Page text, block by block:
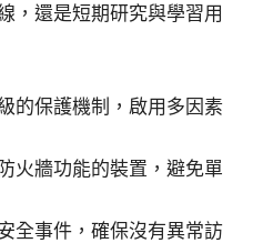
，還是短期研究與學習用
的保護機制，啟用多因素
火牆功能的裝置，避免單
全事件，確保沒有異常訪